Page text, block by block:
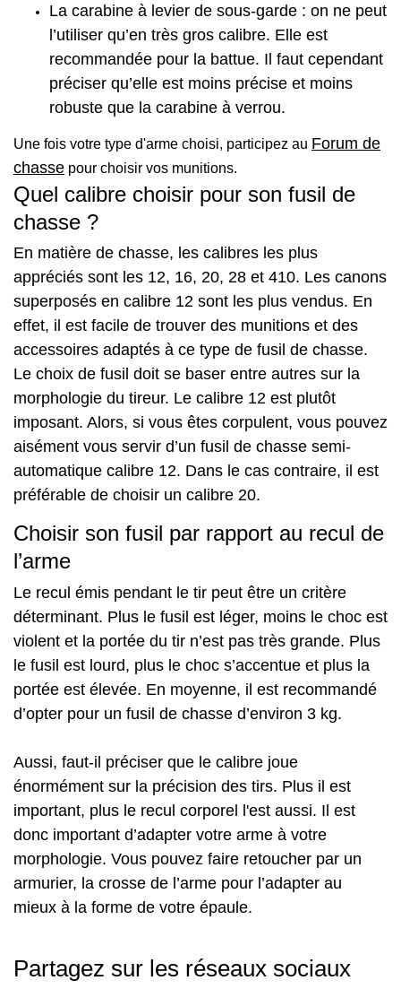
La carabine à levier de sous-garde : on ne peut
l’utiliser qu’en très gros calibre. Elle est
recommandée pour la battue. Il faut cependant
préciser qu’elle est moins précise et moins
robuste que la carabine à verrou.
Une fois votre type d'arme choisi, participez au Forum de
chasse pour choisir vos munitions.
Quel calibre choisir pour son fusil de
chasse ?
En matière de chasse, les calibres les plus
appréciés sont les 12, 16, 20, 28 et 410. Les canons
superposés en calibre 12 sont les plus vendus. En
effet, il est facile de trouver des munitions et des
accessoires adaptés à ce type de fusil de chasse.
Le choix de fusil doit se baser entre autres sur la
morphologie du tireur. Le calibre 12 est plutôt
imposant. Alors, si vous êtes corpulent, vous pouvez
aisément vous servir d’un fusil de chasse semi-
automatique calibre 12. Dans le cas contraire, il est
préférable de choisir un calibre 20.
Choisir son fusil par rapport au recul de
l’arme
Le recul émis pendant le tir peut être un critère
déterminant. Plus le fusil est léger, moins le choc est
violent et la portée du tir n’est pas très grande. Plus
le fusil est lourd, plus le choc s’accentue et plus la
portée est élevée. En moyenne, il est recommandé
d’opter pour un fusil de chasse d’environ 3 kg.
Aussi, faut-il préciser que le calibre joue
énormément sur la précision des tirs. Plus il est
important, plus le recul corporel l'est aussi. Il est
donc important d’adapter votre arme à votre
morphologie. Vous pouvez faire retoucher par un
armurier, la crosse de l’arme pour l’adapter au
mieux à la forme de votre épaule.
Partagez sur les réseaux sociaux